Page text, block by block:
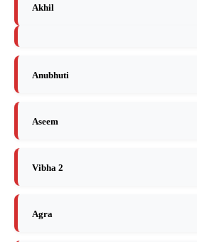
Akhil
Anubhuti
Aseem
Vibha 2
Agra